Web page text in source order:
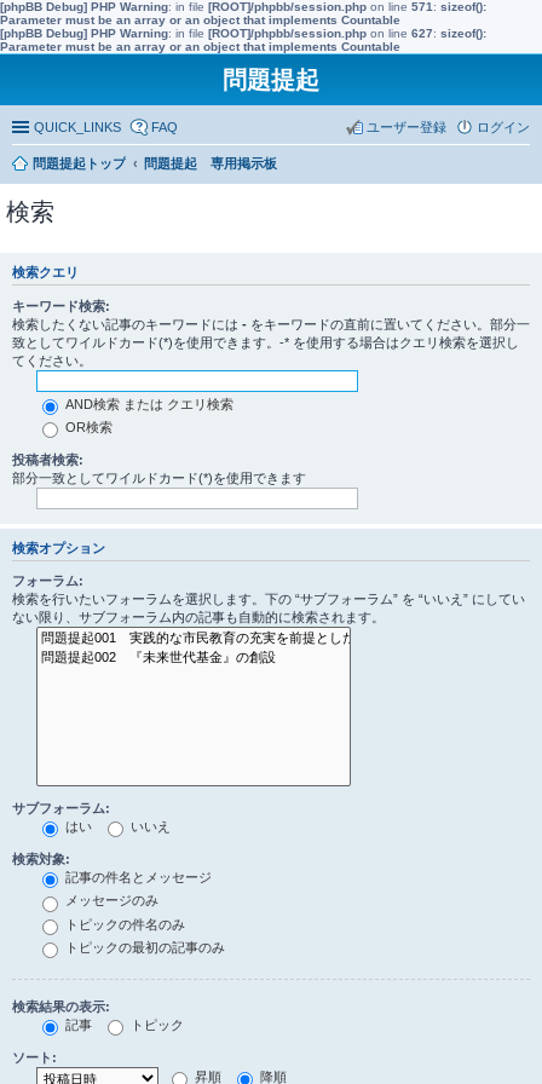
[phpBB Debug] PHP Warning: in file [ROOT]/phpbb/session.php on line 571 : sizeof():
Parameter must be an array or an object that implements Countable
[phpBB Debug] PHP Warning: in file [ROOT]/phpbb/session.php on line 627: sizeof():
Parameter must be an array or an object that implements Countable
問題提起
QUICK_LINKS FAQ ログイン
ユーザー登録
問題提起トップ 問題提起 専用掲示板
検索
検索クエリ
キーワード検索:
検索したくない記事のキーワードには - をキーワードの直前に置いてください。部分一
致としてワイルドカード(*)を使用できます。-* を使用する場合はクエリ検索を選択し
てください。
AND検索 または クエリ検索
OR検索
投稿者検索:
部分一致としてワイルドカード(*)を使用できます
検索オプション
フォーラム:
検索を行いたいフォーラムを選択します。下の “サブフォーラム” を “いいえ” にしてい
ない限り、サブフォーラム内の記事も自動的に検索されます。
サブフォーラム:
はい
いいえ
検索対象:
記事の件名とメッセージ
メッセージのみ
トピックの件名のみ
トピックの最初の記事のみ
検索結果の表示:
記事
トピック
ソート:
昇順
降順